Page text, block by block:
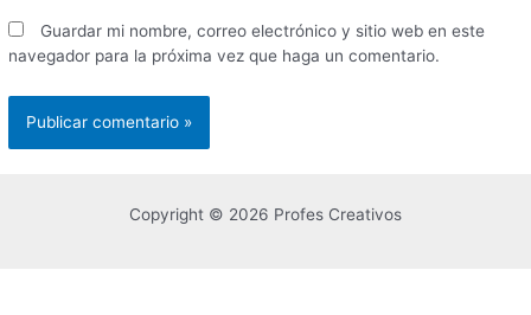
Guardar mi nombre, correo electrónico y sitio web en este
navegador para la próxima vez que haga un comentario.
Copyright © 2026 Profes Creativos